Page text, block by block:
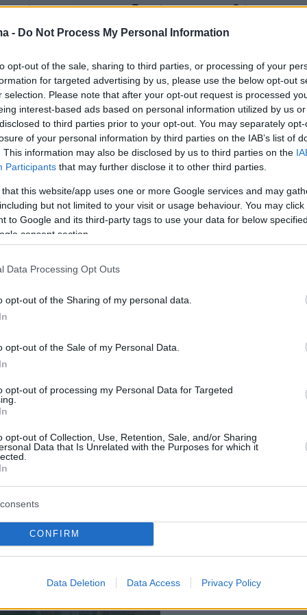
- Do Not Process My Personal Information
opt-out of the sale, sharing to third parties, or processing of your
for targeted advertising by us, please use the below opt-out
selection. Please note that after your opt-out request is processed
interest-based ads based on personal information utilized by us
to third parties prior to your opt-out. You may separately
of your personal information by third parties on the IAB’s list of
This information may also be disclosed by us to third parties on the
Participants that may further disclose it to other third parties.
that this website/app uses one or more Google services and may
but not limited to your visit or usage behaviour. You may
to Google and its third-party tags to use your data for below
consent section.
Data Processing Opt Outs
opt-out of the Sharing of my personal data.
opt-out of the Sale of my Personal Data.
opt-out of processing my Personal Data for Targeted
opt-out of Collection, Use, Retention, Sale, and/or Sharing
Data that Is Unrelated with the Purposes for which it
CONFIRM
Data Deletion Data Access Privacy Policy
(στην εκδοχή που παραθέτει ο Ι.
Πολέμης (1862-1924), εμπνευσμένος
από τον πίνακα του Γύζη, γράφει το γνωστό
Κρυφό Σχολειό», το οποίο συμπεριλήφθηκε
συλλογή «Αλάβαστρα», ενισχύοντας ακόμα
ότι τα πρώτα χρόνια μετά την άλωση της
τη συστηματική λειτουργία σχολείων παρά
πόλεις. Έτσι, ο Μανουήλ Χριστώνυμος,
Πατριάρχης Μάξιμος Γ’, μεταξύ 1454 και 1457
Επίσης, στην Κωνσταντινούπολη και
πόλεις, λειτουργούσαν «κοινά σχολεία»
εκπαίδευσης θα λέγαμε σήμερα), όπου οι
από τους γονείς των παιδιών.
βενετοκρατούμενες περιοχές (Κέρκυρα,
κ.α.), σχολεία αναφέρονται ήδη από
του 15ου αιώνα.